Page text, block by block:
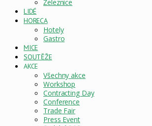
Železnice
LIDÉ
HORECA
Hotely
Gastro
MICE
SOUTĚŽE
AKCE
Všechny akce
Workshop
Contracting Day
Conference
Trade Fair
Press Event